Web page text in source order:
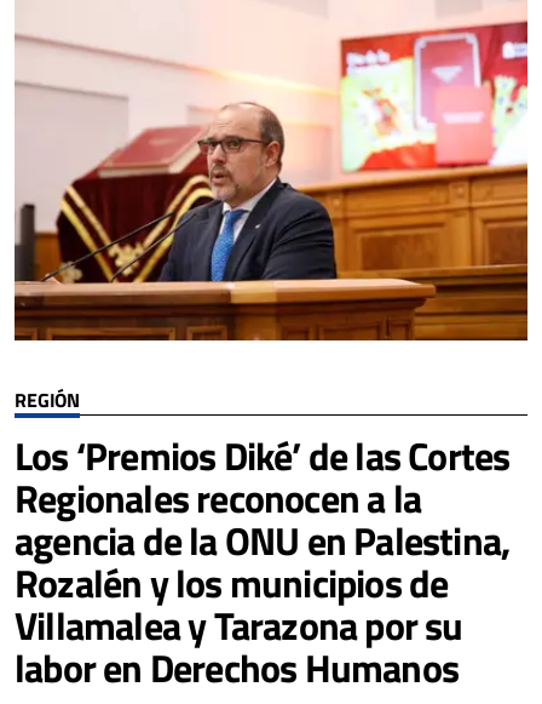
REGIÓN
Los ‘Premios Diké’ de las Cortes
Regionales reconocen a la
agencia de la ONU en Palestina,
Rozalén y los municipios de
Villamalea y Tarazona por su
labor en Derechos Humanos